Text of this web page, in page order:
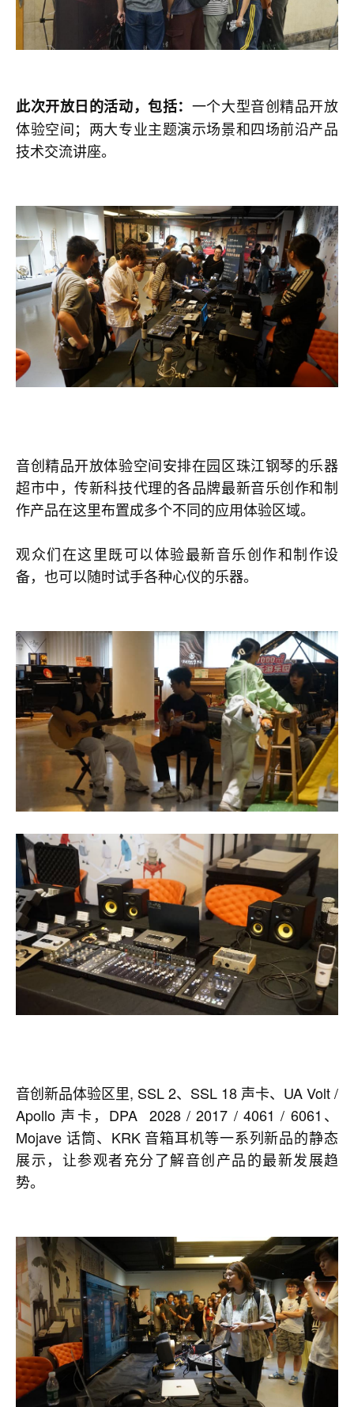
此次开放日的活动，包括： 一个大型音创精品开放
体验空间；两大专业主题演示场景和四场前沿产品
技术交流讲座。
音创精品开放体验空间安排在园区珠江钢琴的乐器
超市中，传新科技代理的各品牌最新音乐创作和制
作产品在这里布置成多个不同的应用体验区域。
观众们在这里既可以体验最新音乐创作和制作设
备，也可以随时试手各种心仪的乐器。
音创新品体验区里, SSL 2、SSL 18 声卡、UA Volt /
Apollo 声卡，DPA 2028 / 2017 / 4061 / 6061、
Mojave 话筒、KRK 音箱耳机等一系列新品的静态
展示，让参观者充分了解音创产品的最新发展趋
势。